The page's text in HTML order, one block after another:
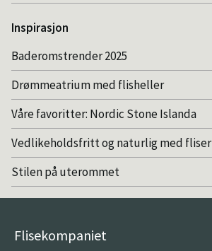
Inspirasjon
Baderomstrender 2025
Drømmeatrium med flisheller
Våre favoritter: Nordic Stone Islanda
Vedlikeholdsfritt og naturlig med fliser
Stilen på uterommet
Flisekompaniet